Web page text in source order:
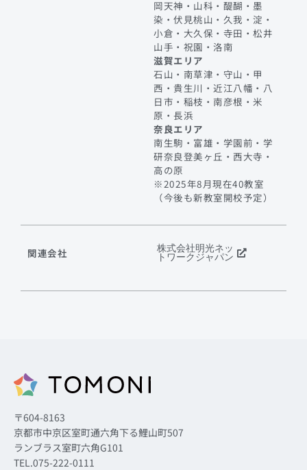
岡天神・山科・醍醐・墨
染・伏見桃山・久我・淀・
小倉・大久保・寺田・松井
山手・祝園・洛南
滋賀エリア
石山・南草津・守山・甲
西・貴生川・近江八幡・八
日市・稲枝・南彦根・米
原・長浜
奈良エリア
南生駒・富雄・学園前・学
研奈良登美ヶ丘・西大寺・
高の原
※2025年8月現在40教室
（今後も新教室開校予定）
関連会社
株式会社明光ネッ
トワークジャパン
〒604-8163
京都市中京区室町通六角下る鯉山町507
ランブラス室町六角G101
TEL.075-222-0111